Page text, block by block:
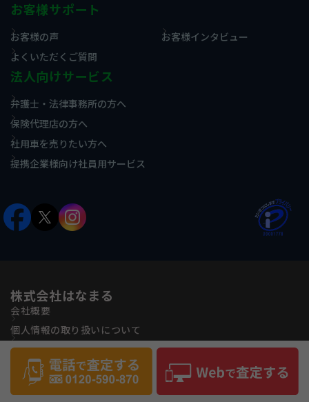
お客様サポート
お客様の声
お客様インタビュー
よくいただくご質問
法人向けサービス
弁護士・法律事務所の方へ
保険代理店の方へ
社用車を売りたい方へ
提携企業様向け社員用サービス
株式会社はなまる
会社概要
個人情報の取り扱いについて
古物営業法に基づく表記
反社会的勢力に対する基本方針
サイトマップ